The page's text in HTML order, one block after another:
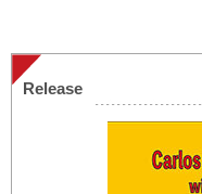
Release